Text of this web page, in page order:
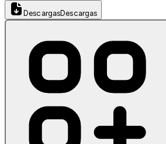
DescargasDescargas